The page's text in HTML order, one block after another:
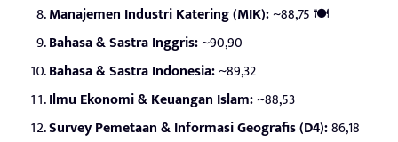
Manajemen Industri Katering (MIK):~88,75 🍽️
Bahasa & Sastra Inggris:~90,90
Bahasa & Sastra Indonesia:~89,32
Ilmu Ekonomi & Keuangan Islam:~88,53
Survey Pemetaan & Informasi Geografis (D4):86,18